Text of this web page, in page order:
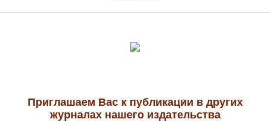
Приглашаем Вас к публикации в других
журналах нашего издательства